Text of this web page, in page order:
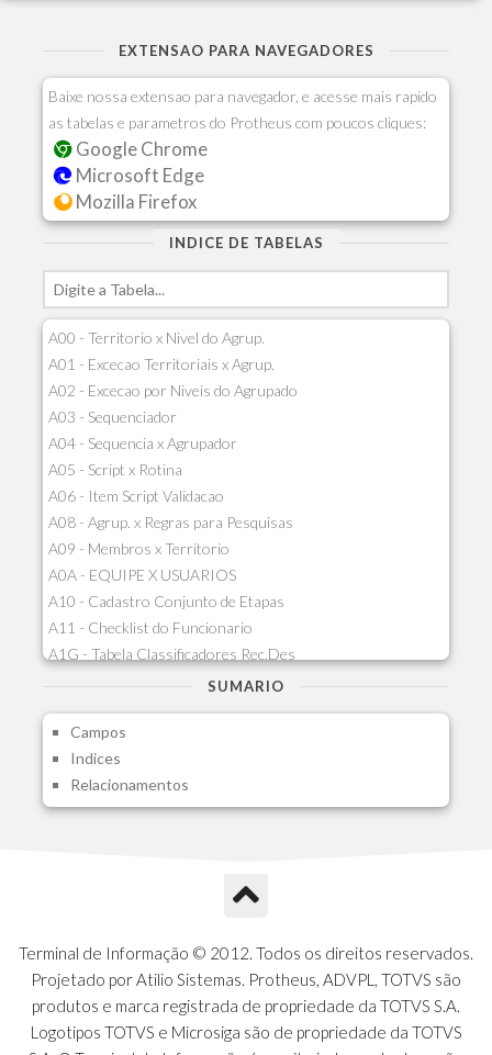
EXTENSAO PARA NAVEGADORES
Baixe nossa extensao para navegador, e acesse mais rapido
as tabelas e parametros do Protheus com poucos cliques:
Google Chrome
Microsoft Edge
Mozilla Firefox
INDICE DE TABELAS
A00 - Territorio x Nivel do Agrup.
A01 - Excecao Territoriais x Agrup.
A02 - Excecao por Niveis do Agrupado
A03 - Sequenciador
A04 - Sequencia x Agrupador
A05 - Script x Rotina
A06 - Item Script Validacao
A08 - Agrup. x Regras para Pesquisas
A09 - Membros x Territorio
A0A - EQUIPE X USUARIOS
A10 - Cadastro Conjunto de Etapas
A11 - Checklist do Funcionario
A1G - Tabela Classificadores Rec.Des
A1H - Itens Tabela Classif.Rec.Desp.
A1J - Itens Aglutinadores Visao
A1N - Tipos de Card
A1O - Cards Dashboard
A1P - Tipos de Charts
A1S - Notificacoes do Vendedor
A1U - Intermediadores
A1V - Schemas - Gestao de Vendas
A1W - Campos do Schema
A1X - CFDI Complemento Carta Porte
A1Y - Carta Porte - Localizacoes
SUMARIO
Campos
Indices
Relacionamentos
Terminal de Informação © 2012. Todos os direitos reservados.
Projetado por Atilio Sistemas. Protheus, ADVPL, TOTVS são
produtos e marca registrada de propriedade da TOTVS S.A.
Logotipos TOTVS e Microsiga são de propriedade da TOTVS